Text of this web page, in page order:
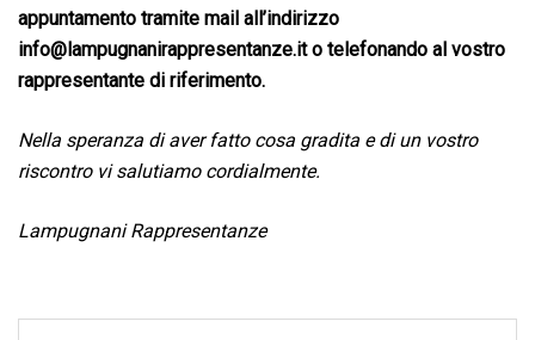
appuntamento tramite mail all’indirizzo
info@lampugnanirappresentanze.it o telefonando al vostro
rappresentante di riferimento.
Nella speranza di aver fatto cosa gradita e di un vostro
riscontro vi salutiamo cordialmente.
Lampugnani Rappresentanze